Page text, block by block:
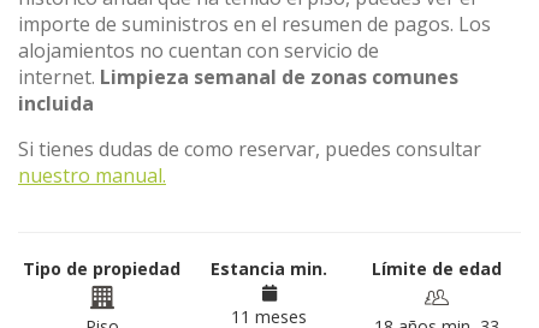
importe de suministros en el resumen de pagos. Los
alojamientos no cuentan con servicio de
internet. Limpieza semanal de zonas comunes
incluida
Si tienes dudas de como reservar, puedes consultar
nuestro manual.
Tipo de propiedad Estancia min.
11 meses
Límite de edad